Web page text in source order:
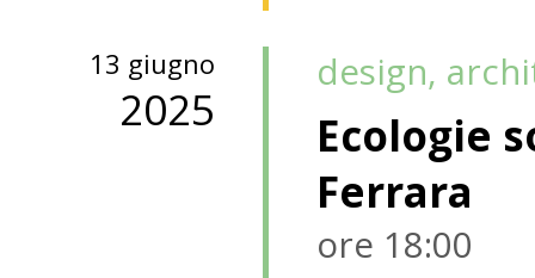
13 giugno
2025
design,
Ecologie
Ferrara
ore 18:00